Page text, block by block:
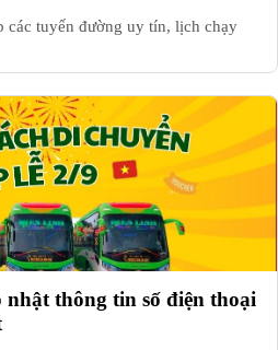
các tuyến đường uy tín, lịch chạy
thông tin số điện thoại